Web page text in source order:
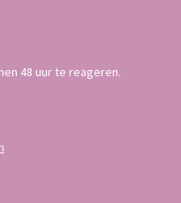
48 uur te reageren.